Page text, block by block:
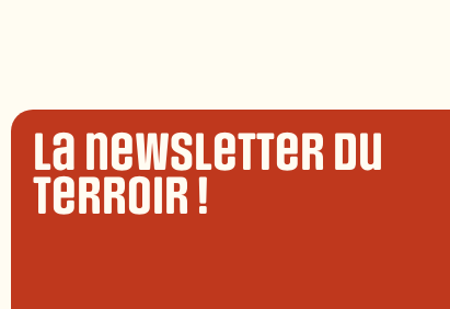
La newsletter du
terroir !